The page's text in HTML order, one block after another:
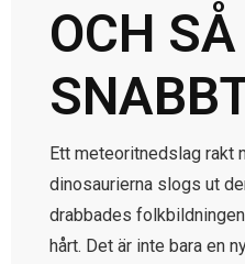
OCH SÅ
Ett meteoritnedslag rakt
dinosaurierna slogs ut
drabbades
hårt. Det är inte bara en